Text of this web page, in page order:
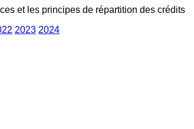
et les principes de répartition des crédits
2023 2024